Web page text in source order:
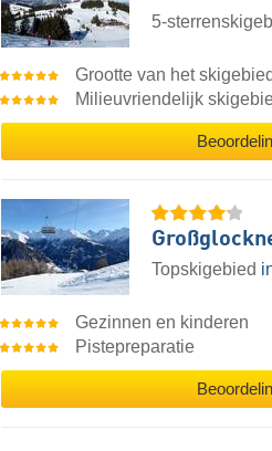
5-
Grootte van het skigebied
Milieuvriendelijk
Topskigebied
Gezinnen en kinderen
Pistepreparatie